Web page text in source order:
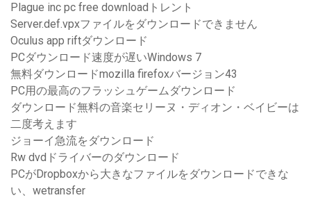
Plague inc pc free downloadトレント
Server.def.vpxファイルをダウンロードできません
Oculus app riftダウンロード
PCダウンロード速度が遅いWindows 7
無料ダウンロードmozilla firefoxバージョン43
PC用の最高のフラッシュゲームダウンロード
ダウンロード無料の音楽セリーヌ・ディオン・ベイビーは
二度考えます
ジョーイ急流をダウンロード
Rw dvdドライバーのダウンロード
PCがDropboxから大きなファイルをダウンロードできな
い、wetransfer